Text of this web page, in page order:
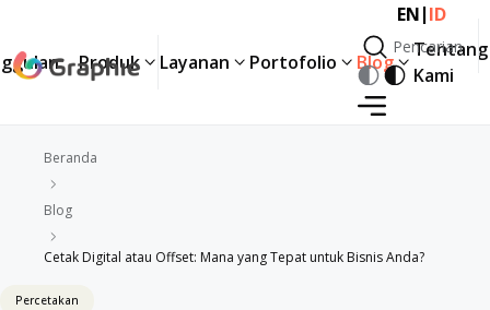
Produk Layanan Portofolio Blog
Tentang
Kami
EN|ID
Pencarian
Pencarian
Beranda
Blog
Cetak Digital atau Offset: Mana yang Tepat untuk Bisnis Anda?
Percetakan